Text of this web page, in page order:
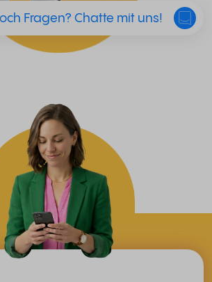
Fragen? Chatte mit uns!